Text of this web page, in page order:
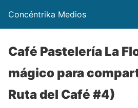
Concéntrika Medios
Café Pastelería La
mágico para
Ruta del Café #4)